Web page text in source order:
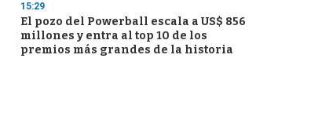
15:29
El pozo del Powerball escala a US$ 856
millones y entra al top 10 de los
premios más grandes de la historia